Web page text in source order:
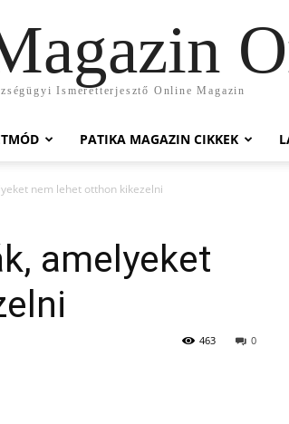
Ismeretterjesztő Online Magazin
PATIKA MAGAZIN CIKKEK
nem lehet otthon kikezelni
amelyeket
0
463